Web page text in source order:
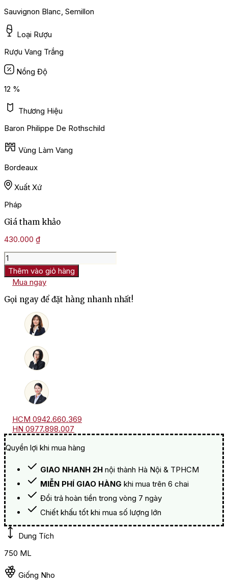
Sauvignon Blanc, Semillon
Loại Rượu
Rượu Vang Trắng
Nồng Độ
12 %
Thương Hiệu
Baron Philippe De Rothschild
Vùng Làm Vang
Bordeaux
Xuất Xứ
Pháp
Giá tham khảo
430.000 ₫
Rượu
Vang
Trắng
Baron
Philippe
De
Rothschild
Bordeaux
Thêm vào giỏ hàng
Mua ngay
Gọi ngay để đặt hàng nhanh nhất!
HCM 0942.660.369
HN 0977.898.007
Quyền lợi khi mua hàng
GIAO NHANH 2H nội thành Hà Nội & TPHCM
MIỄN PHÍ GIAO HÀNG khi mua trên 6 chai
Đổi trả hoàn tiền trong vòng 7 ngày
Chiết khấu tốt khi mua số lượng lớn
Dung Tích
750 ML
Giống Nho